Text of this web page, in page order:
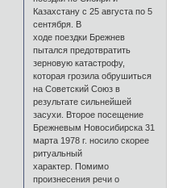
Казахстану с 25 августа по 5
сентября. В
ходе поездки Брежнев
пытался предотвратить
зерновую катастрофу,
которая грозила обрушиться
на Советский Союз в
результате сильнейшей
засухи. Второе посещение
Брежневым Новосибирска 31
марта 1978 г. носило скорее
ритуальный
характер. Помимо
произнесения речи о